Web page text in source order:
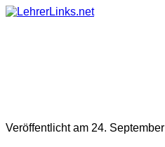
Skip
Veröffentlicht am 24.